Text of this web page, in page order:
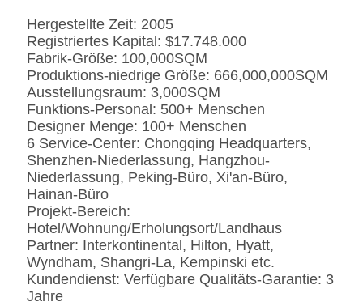
Hergestellte Zeit: 2005
Registriertes Kapital: $17.748.000
Fabrik-Größe: 100,000SQM
Produktions-niedrige Größe: 666,000,000SQM
Ausstellungsraum: 3,000SQM
Funktions-Personal: 500+ Menschen
Designer Menge: 100+ Menschen
6 Service-Center: Chongqing Headquarters,
Shenzhen-Niederlassung, Hangzhou-
Niederlassung, Peking-Büro, Xi'an-Büro,
Hainan-Büro
Projekt-Bereich:
Hotel/Wohnung/Erholungsort/Landhaus
Partner: Interkontinental, Hilton, Hyatt,
Wyndham, Shangri-La, Kempinski etc.
Kundendienst: Verfügbare Qualitäts-Garantie: 3
Jahre